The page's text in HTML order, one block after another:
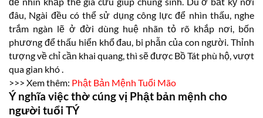
đâu, Ngài đều có thể sử dụng công lực để nhìn thấu, nghe
trắm ngàn lẽ ở đời dùng huệ nhãn tỏ rõ khắp nơi, bốn
phương để thấu hiển khổ đau, bi phẫn của con người. Thỉnh
tượng về chỉ cần khai quang, thì sẽ được Bồ Tát phù hộ, vượt
qua gian khó .
>>> Xem thêm: Phật Bản Mệnh Tuổi Mão
Ý nghĩa việc thờ cúng vị Phật bản mệnh cho
người tuổi TÝ